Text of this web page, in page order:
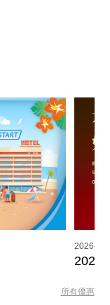
2026-
2026
所有優惠